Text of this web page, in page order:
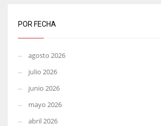
POR FECHA
agosto 2026
julio 2026
junio 2026
mayo 2026
abril 2026